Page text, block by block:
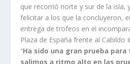
que recorrió norte y sur de la isla,
felicitar a los que la concluyeron,
entrega de trofeos en el
Plaza de España frente al Cabildo
“Ha sido una gran prueba para
salimos a ritmo alto en las